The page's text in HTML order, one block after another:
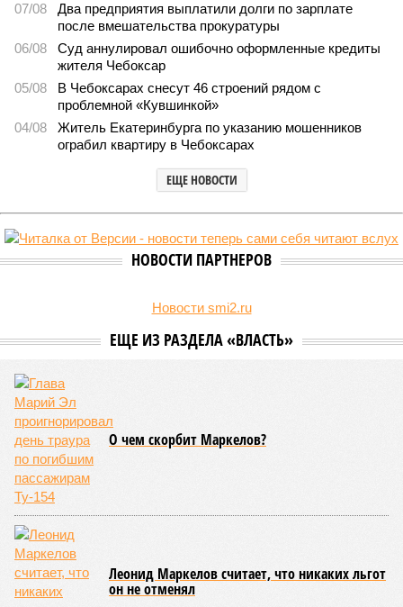
07/08
Два предприятия выплатили долги по зарплате
после вмешательства прокуратуры
06/08
Суд аннулировал ошибочно оформленные кредиты
жителя Чебоксар
05/08
В Чебоксарах снесут 46 строений рядом с
проблемной «Кувшинкой»
04/08
Житель Екатеринбурга по указанию мошенников
ограбил квартиру в Чебоксарах
ЕЩЕ НОВОСТИ
НОВОСТИ ПАРТНЕРОВ
Новости smi2.ru
ЕЩЕ ИЗ РАЗДЕЛА «ВЛАСТЬ»
О чем скорбит Маркелов?
Леонид Маркелов считает, что никаких льгот
он не отменял